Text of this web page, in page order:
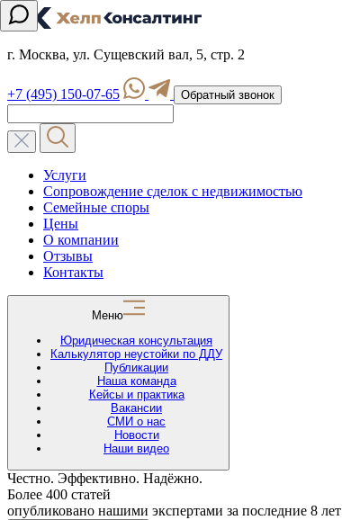
г. Москва, ул. Сущевский вал, 5, стр. 2
+7 (495) 150-07-65 Обратный звонок
Услуги
Сопровождение сделок с недвижимостью
Семейные споры
Цены
О компании
Отзывы
Контакты
Меню
Юридическая консультация
Калькулятор неустойки по ДДУ
Публикации
Наша команда
Кейсы и практика
Вакансии
СМИ о нас
Новости
Наши видео
Честно. Эффективно. Надёжно.
Более 400 статей
опубликовано нашими экспертами за последние 8 лет